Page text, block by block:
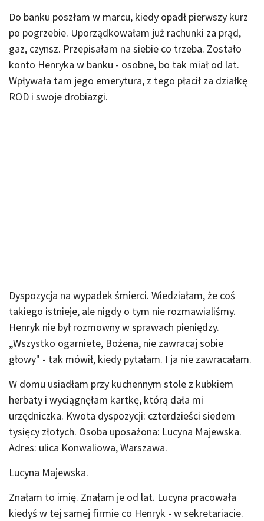
Do banku poszłam w marcu, kiedy opadł pierwszy kurz
po pogrzebie. Uporządkowałam już rachunki za prąd,
gaz, czynsz. Przepisałam na siebie co trzeba. Zostało
konto Henryka w banku - osobne, bo tak miał od lat.
Wpływała tam jego emerytura, z tego płacił za działkę
ROD i swoje drobiazgi.
Dyspozycja na wypadek śmierci. Wiedziałam, że coś
takiego istnieje, ale nigdy o tym nie rozmawialiśmy.
Henryk nie był rozmowny w sprawach pieniędzy.
„Wszystko ogarniete, Bożena, nie zawracaj sobie
głowy" - tak mówił, kiedy pytałam. I ja nie zawracałam.
W domu usiadłam przy kuchennym stole z kubkiem
herbaty i wyciągnęłam kartkę, którą dała mi
urzędniczka. Kwota dyspozycji: czterdzieści siedem
tysięcy złotych. Osoba uposażona: Lucyna Majewska.
Adres: ulica Konwaliowa, Warszawa.
Lucyna Majewska.
Znałam to imię. Znałam je od lat. Lucyna pracowała
kiedyś w tej samej firmie co Henryk - w sekretariacie.